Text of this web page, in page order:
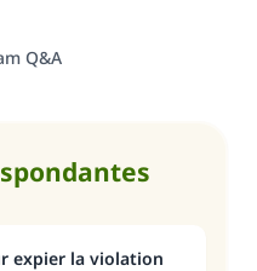
Q&A
expier la violation